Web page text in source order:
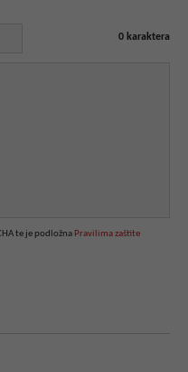
0 karaktera
te je podložna Pravilima zaštite